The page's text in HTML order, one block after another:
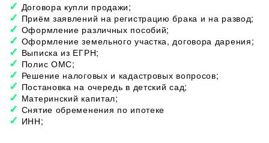
Договора купли продажи;
Приём заявлений на регистрацию брака и на развод;
Оформление различных пособий;
Оформление земельного участка, договора дарения;
Выписка из ЕГРН;
Полис ОМС;
Решение налоговых и кадастровых вопросов;
Постановка на очередь в детский сад;
Материнский капитал;
Снятие обременения по ипотеке
ИНН;